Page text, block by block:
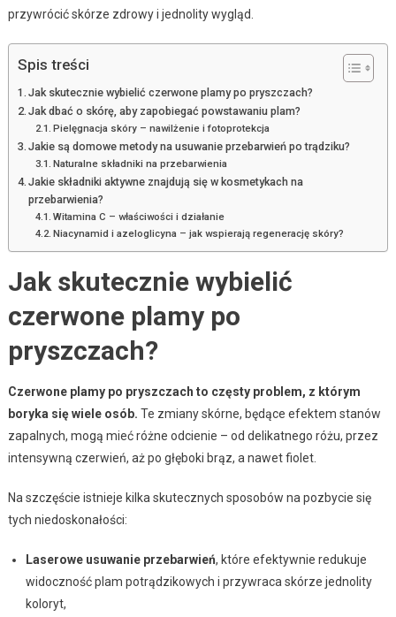
przywrócić skórze zdrowy i jednolity wygląd.
Spis treści
Jak skutecznie wybielić czerwone plamy po pryszczach?
Jak dbać o skórę, aby zapobiegać powstawaniu plam?
Pielęgnacja skóry – nawilżenie i fotoprotekcja
Jakie są domowe metody na usuwanie przebarwień po trądziku?
Naturalne składniki na przebarwienia
Jakie składniki aktywne znajdują się w kosmetykach na
przebarwienia?
Witamina C – właściwości i działanie
Niacynamid i azeloglicyna – jak wspierają regenerację skóry?
Jak skutecznie wybielić
czerwone plamy po
pryszczach?
Czerwone plamy po pryszczach to częsty problem, z którym
boryka się wiele osób. Te zmiany skórne, będące efektem stanów
zapalnych, mogą mieć różne odcienie – od delikatnego różu, przez
intensywną czerwień, aż po głęboki brąz, a nawet fiolet.
Na szczęście istnieje kilka skutecznych sposobów na pozbycie się
tych niedoskonałości:
Laserowe usuwanie przebarwień, które efektywnie redukuje
widoczność plam potrądzikowych i przywraca skórze jednolity
koloryt,